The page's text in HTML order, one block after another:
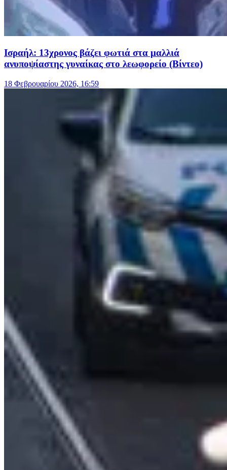
Ισραήλ: 13χρονος βάζει φωτιά στα μαλλιά
ανυποψίαστης γυναίκας στο λεωφορείο (Βίντεο)
18 Φεβρουαρίου 2026, 16:59